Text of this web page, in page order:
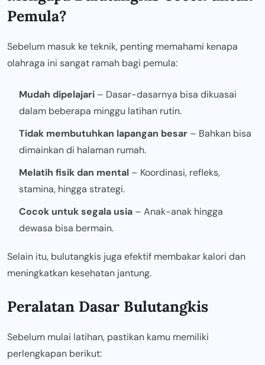
Pemula?
Sebelum masuk ke teknik, penting memahami kenapa
olahraga ini sangat ramah bagi pemula:
Mudah dipelajari – Dasar-dasarnya bisa dikuasai
dalam beberapa minggu latihan rutin.
Tidak membutuhkan lapangan besar – Bahkan bisa
dimainkan di halaman rumah.
Melatih fisik dan mental – Koordinasi, refleks,
stamina, hingga strategi.
Cocok untuk segala usia – Anak-anak hingga
dewasa bisa bermain.
Selain itu, bulutangkis juga efektif membakar kalori dan
meningkatkan kesehatan jantung.
Peralatan Dasar Bulutangkis
Sebelum mulai latihan, pastikan kamu memiliki
perlengkapan berikut: